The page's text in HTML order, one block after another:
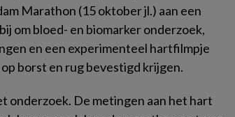
Marathon (15 oktober jl.) aan een
om bloed- en biomarker onderzoek,
en een experimenteel hartfilmpje
borst en rug bevestigd krijgen.
onderzoek. De metingen aan het hart